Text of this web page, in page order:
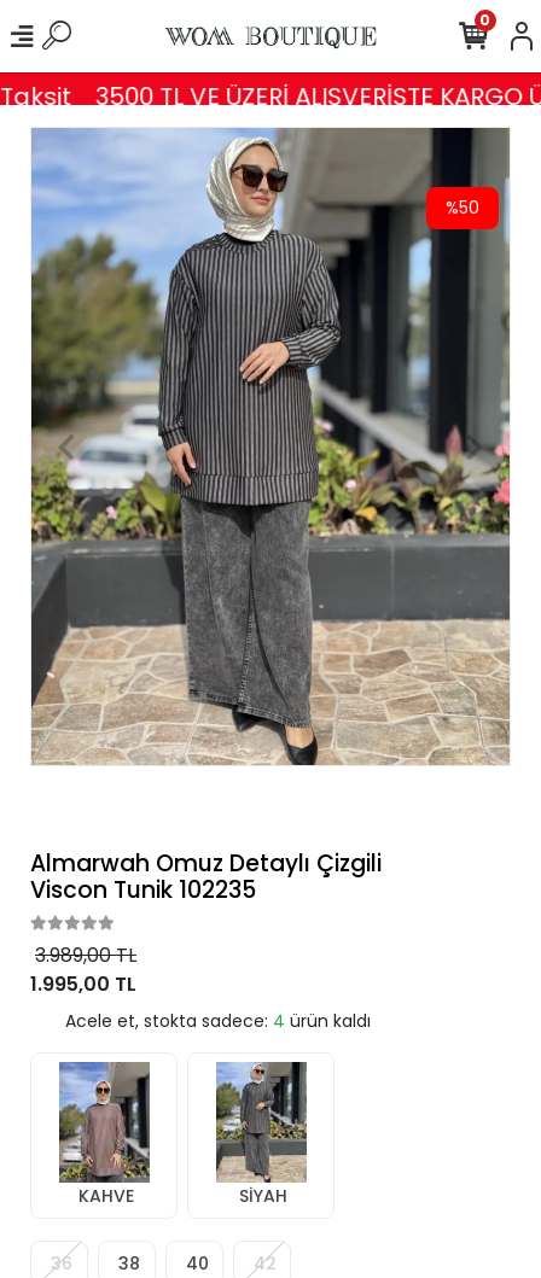
3500 TL VE ÜZERİ ALIŞVERİŞTE KARGO
0
%50
Almarwah Omuz Detaylı Çizgili
Viscon Tunik 102235
3.989,00 TL
1.995,00 TL
Acele et, stokta sadece: 4 ürün kaldı
KAHVE SİYAH
36 38 40 42